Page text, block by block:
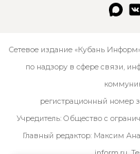
Сетевое издание «Кубань
по надзору в сфере связи,
регистрационный номер
Учредитель: Общество с
Главный редактор: Максим